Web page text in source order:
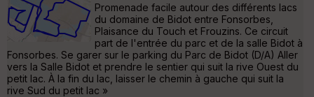
Promenade facile autour des différents lacs
du domaine de Bidot entre Fonsorbes,
Plaisance du Touch et Frouzins. Ce circuit
part de l'entrée du parc et de la salle Bidot à
Fonsorbes. Se garer sur le parking du Parc de Bidot (D/A) Aller
vers la Salle Bidot et prendre le sentier qui suit la rive Ouest du
petit lac. À la fin du lac, laisser le chemin à gauche qui suit la
rive Sud du petit lac »